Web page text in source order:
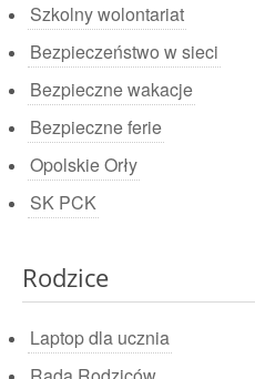
Szkolny wolontariat
Bezpieczeństwo w sieci
Bezpieczne wakacje
Bezpieczne ferie
Opolskie Orły
SK PCK
Rodzice
Laptop dla ucznia